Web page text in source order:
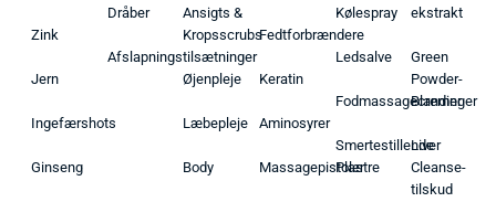
Zink
Jern
Ingefærshots
Ginseng
Dråber
Afslapningstilsætninger
Ansigts &
Kropsscrubs
Øjenpleje
Læbepleje
Body
Fedtforbrændere
Keratin
Aminosyrer
Massagepistoler
Kølespray
Ledsalve
Fodmassagecremer
Smertestillende
Plastre
ekstrakt
Green
Powder-
Blandinger
Liver
Cleanse-
tilskud